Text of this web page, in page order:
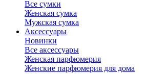
Все сумки
Женская сумка
Мужская сумка
Аксессуары
Новинки
Все аксессуары
Женская парфюмерия
Женские парфюмерия для дома